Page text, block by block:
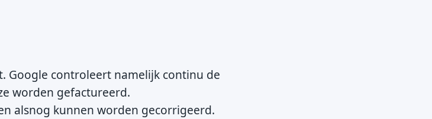
Google controleert namelijk continu de
worden gefactureerd.
alsnog kunnen worden gecorrigeerd.